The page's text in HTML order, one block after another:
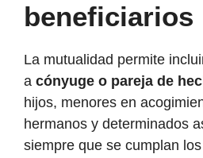
beneficiarios
La mutualidad permite
a cónyuge o pareja de
hijos, menores en
hermanos y determinados
siempre que se cumplan